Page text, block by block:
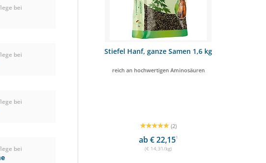
bei
bei
bei
bei
Ostpreußen Kräuter
(€ 22,95/kg)
Stiefel Hanf, ganze Samen 1,6 kg
reich an hochwertigen Aminosäuren
(2)
ab € 22,151
(€ 14,31/kg)